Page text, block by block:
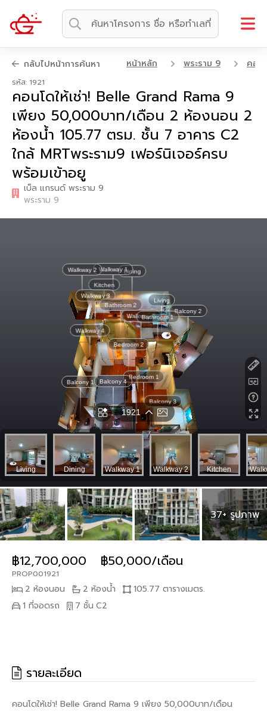
กลับไปหน้าการค้นหา หน้าหลัก พระราม 9 คอน
รหัส: 1921
คอนโดให้เช่า! Belle Grand Rama 9
เพียง 50,000บาท/เดือน 2 ห้องนอน 2
ห้องน้ำ 105.77 ตรม. ชั้น 7 อาคาร C2
ใกล้ MRTพระราม9 เฟอร์นิเจอร์ครบ
พร้อมเข้าอยู
เบ็ล แกรนด์ พระราม 9
พระราม 9
37+ รูปภาพ
฿12,700,000 ฿50,000/เดือน
PROP001921
2 ห้องนอน 2 ห้องน้ำ
105.77 ตารางเมตร.
1 ที่จอดรถ
7 ชั้น C2
รายละเอียด
คอนโดให้เช่า! Belle Grand Rama 9 เพียง 50,000บาท/เดือน